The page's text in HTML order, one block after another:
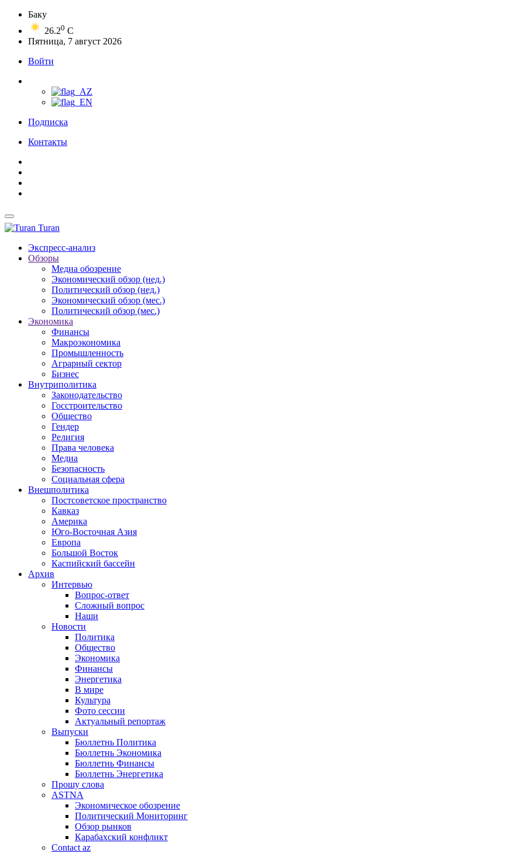
Баку
26.20 C
Пятница, 7 август 2026
Войти
Подписка
Контакты
Turan
Экспресс-анализ
Обзоры
Медиа обозрение
Экономический обзор (нед.)
Политический обзор (нед.)
Экономический обзор (мес.)
Политический обзор (мес.)
Экономика
Финансы
Макроэкономика
Промышленность
Аграрный сектор
Бизнес
Внутриполитика
Законодательство
Госстроительство
Общество
Гендер
Религия
Права человека
Медиа
Безопасность
Социальная сфера
Внешполитика
Постсоветское пространство
Кавказ
Америка
Юго-Восточная Азия
Европа
Большой Восток
Каспийский бассейн
Архив
Интервью
Вопрос-ответ
Сложный вопрос
Наши
Новости
Политика
Общество
Экономика
Финансы
Энергетика
В мире
Культура
Фото сессии
Актуальный репортаж
Выпуски
Бюллетнь Политика
Бюллетнь Экономика
Бюллетнь Финансы
Бюллетнь Энергетика
Прошу слова
ASTNA
Экономическое обозрение
Политический Мониторинг
Обзор рынков
Карабахский конфликт
Contact az